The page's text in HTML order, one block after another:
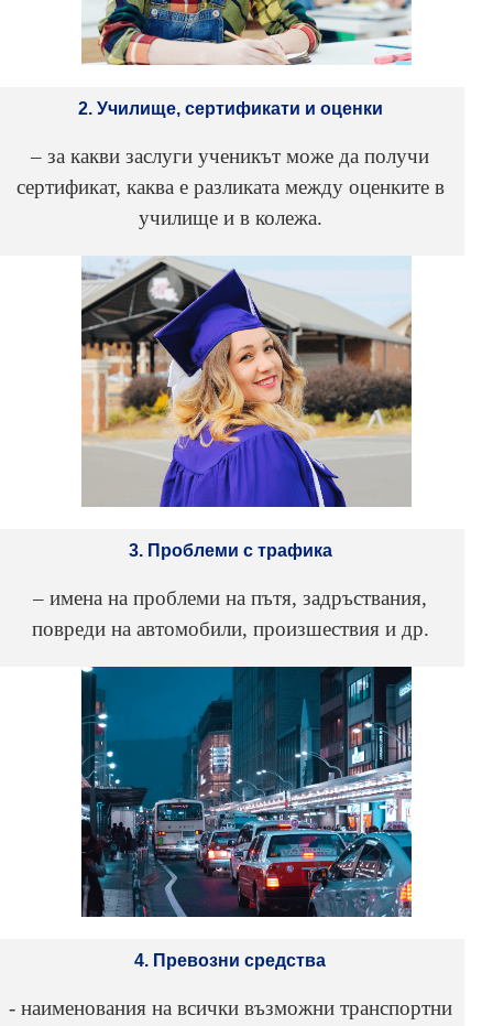
2. Училище, сертификати и оценки
– за какви заслуги ученикът може да получи
сертификат, каква е разликата между оценките в
училище и в колежа.
3. Проблеми с трафика
– имена на проблеми на пътя, задръствания,
повреди на автомобили, произшествия и др.
4. Превозни средства
- наименования на всички възможни транспортни